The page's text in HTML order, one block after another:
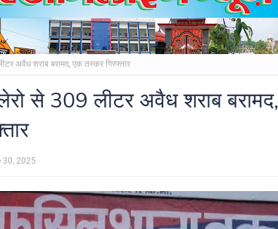
अवैध शराब बरामद, एक तस्कर गिरफ्तार
से 309 लीटर अवैध शराब बरामद,
30, 2025